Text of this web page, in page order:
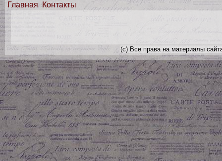
Главная Контакты
(с) Все права на материалы